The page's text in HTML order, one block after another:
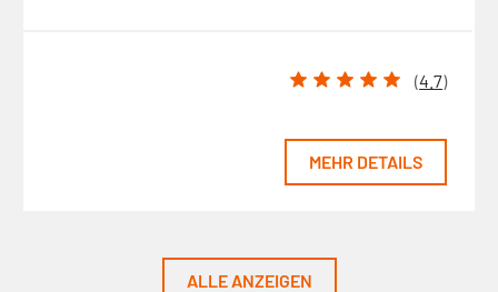
(4.7)
MEHR DETAILS
ALLE ANZEIGEN